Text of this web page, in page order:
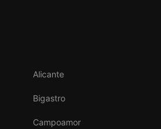
Alicante
Bigastro
Campoamor